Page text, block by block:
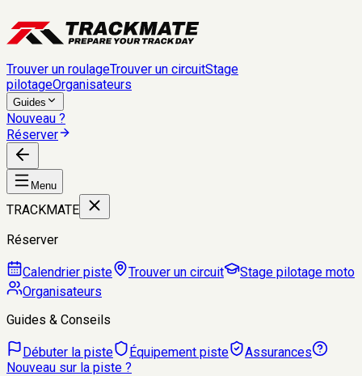
Trouver un roulageTrouver un circuitStage
pilotageOrganisateurs
Guides
Nouveau ?
Réserver
Menu
TRACKMATE
Réserver
Calendrier piste Trouver un circuit
Stage pilotage moto
Organisateurs
Guides & Conseils
Débuter la piste Équipement piste
Assurances
Nouveau sur la piste ?